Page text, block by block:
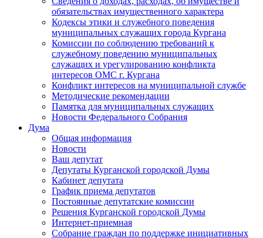
обязательствах имущественного характера
Кодексы этики и служебного поведения
муниципальных служащих города Кургана
Комиссии по соблюдению требований к
служебному поведению муниципальных
служащих и урегулированию конфликта
интересов ОМС г. Кургана
Конфликт интересов на муниципальной службе
Методические рекомендации
Памятка для муниципальных служащих
Новости Федерального Cобрания
Дума
Общая информация
Новости
Ваш депутат
Депутаты Курганской городской Думы
Кабинет депутата
График приема депутатов
Постоянные депутатские комиссии
Решения Курганской городской Думы
Интернет-приемная
Собрание граждан по поддержке инициативных